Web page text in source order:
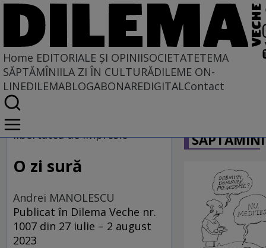
Home EDITORIALE ȘI OPINIISOCIETATETEMA
SĂPTĂMÎNIILA ZI ÎN CULTURĂDILEME ON-
LINEDILEMABLOGABONAREDIGITALContact
Home
EDITORIALE ȘI OPINII
PE CE LUME TRĂIM
libertatea de impresie
O zi sură
Andrei MANOLESCU
Publicat în Dilema Veche nr.
1007 din 27 iulie – 2 august
2023